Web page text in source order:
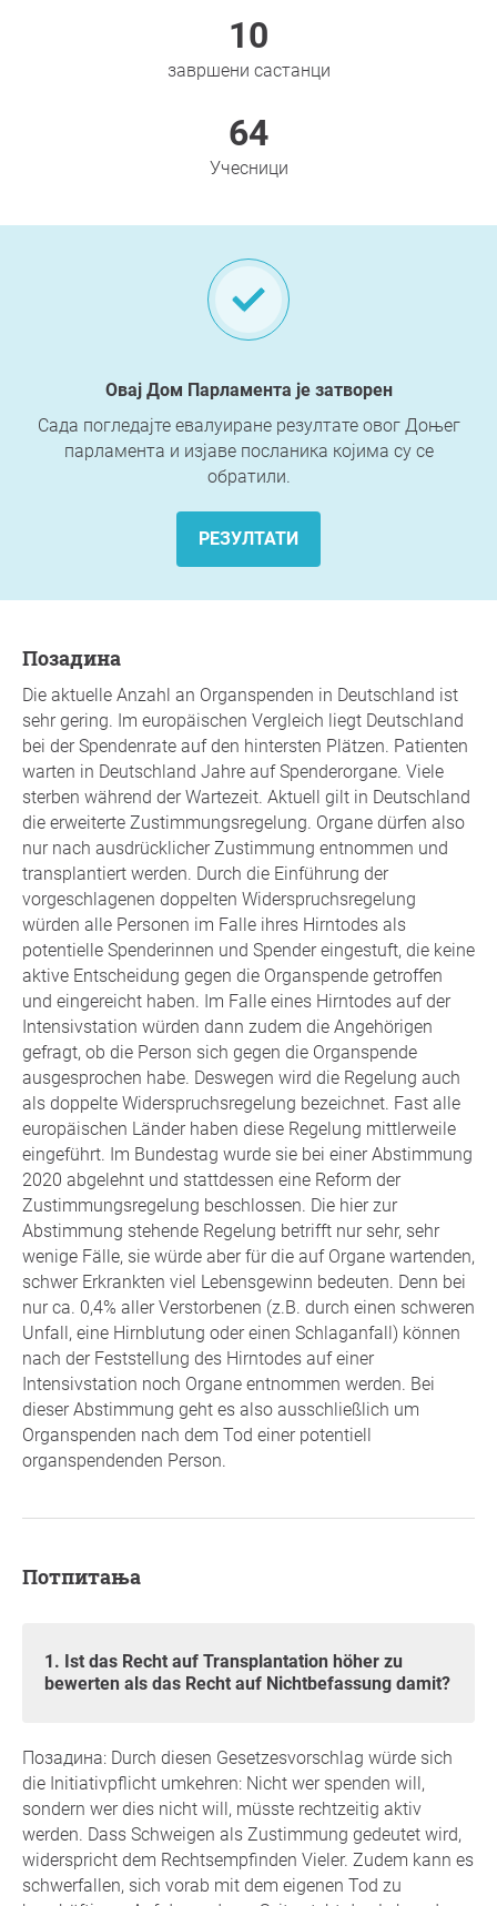
10
завршени састанци
64
Учесници
Овај Дом Парламента је затворен
Сада погледајте евалуиране резултате овог Доњег
парламента и изјаве посланика којима су се
обратили.
РЕЗУЛТАТИ
позадина
Die aktuelle Anzahl an Organspenden in Deutschland ist
sehr gering. Im europäischen Vergleich liegt Deutschland
bei der Spendenrate auf den hintersten Plätzen. Patienten
warten in Deutschland Jahre auf Spenderorgane. Viele
sterben während der Wartezeit. Aktuell gilt in Deutschland
die erweiterte Zustimmungsregelung. Organe dürfen also
nur nach ausdrücklicher Zustimmung entnommen und
transplantiert werden. Durch die Einführung der
vorgeschlagenen doppelten Widerspruchsregelung
würden alle Personen im Falle ihres Hirntodes als
potentielle Spenderinnen und Spender eingestuft, die keine
aktive Entscheidung gegen die Organspende getroffen
und eingereicht haben. Im Falle eines Hirntodes auf der
Intensivstation würden dann zudem die Angehörigen
gefragt, ob die Person sich gegen die Organspende
ausgesprochen habe. Deswegen wird die Regelung auch
als doppelte Widerspruchsregelung bezeichnet. Fast alle
europäischen Länder haben diese Regelung mittlerweile
eingeführt. Im Bundestag wurde sie bei einer Abstimmung
2020 abgelehnt und stattdessen eine Reform der
Zustimmungsregelung beschlossen. Die hier zur
Abstimmung stehende Regelung betrifft nur sehr, sehr
wenige Fälle, sie würde aber für die auf Organe wartenden,
schwer Erkrankten viel Lebensgewinn bedeuten. Denn bei
nur ca. 0,4% aller Verstorbenen (z.B. durch einen schweren
Unfall, eine Hirnblutung oder einen Schlaganfall) können
nach der Feststellung des Hirntodes auf einer
Intensivstation noch Organe entnommen werden. Bei
dieser Abstimmung geht es also ausschließlich um
Organspenden nach dem Tod einer potentiell
organspendenden Person.
Потпитања
1. Ist das Recht auf Transplantation höher zu
bewerten als das Recht auf Nichtbefassung damit?
Позадина: Durch diesen Gesetzesvorschlag würde sich
die Initiativpflicht umkehren: Nicht wer spenden will,
sondern wer dies nicht will, müsste rechtzeitig aktiv
werden. Dass Schweigen als Zustimmung gedeutet wird,
widerspricht dem Rechtsempfinden Vieler. Zudem kann es
schwerfallen, sich vorab mit dem eigenen Tod zu